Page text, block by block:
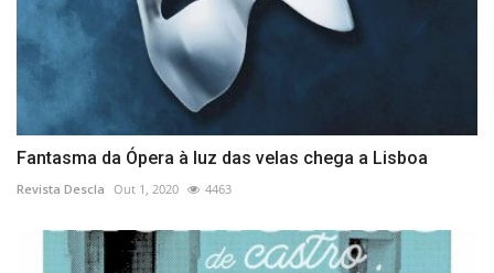
Fantasma da Ópera à luz das velas chega a Lisboa
Revista Descla Out 1, 2020 4463